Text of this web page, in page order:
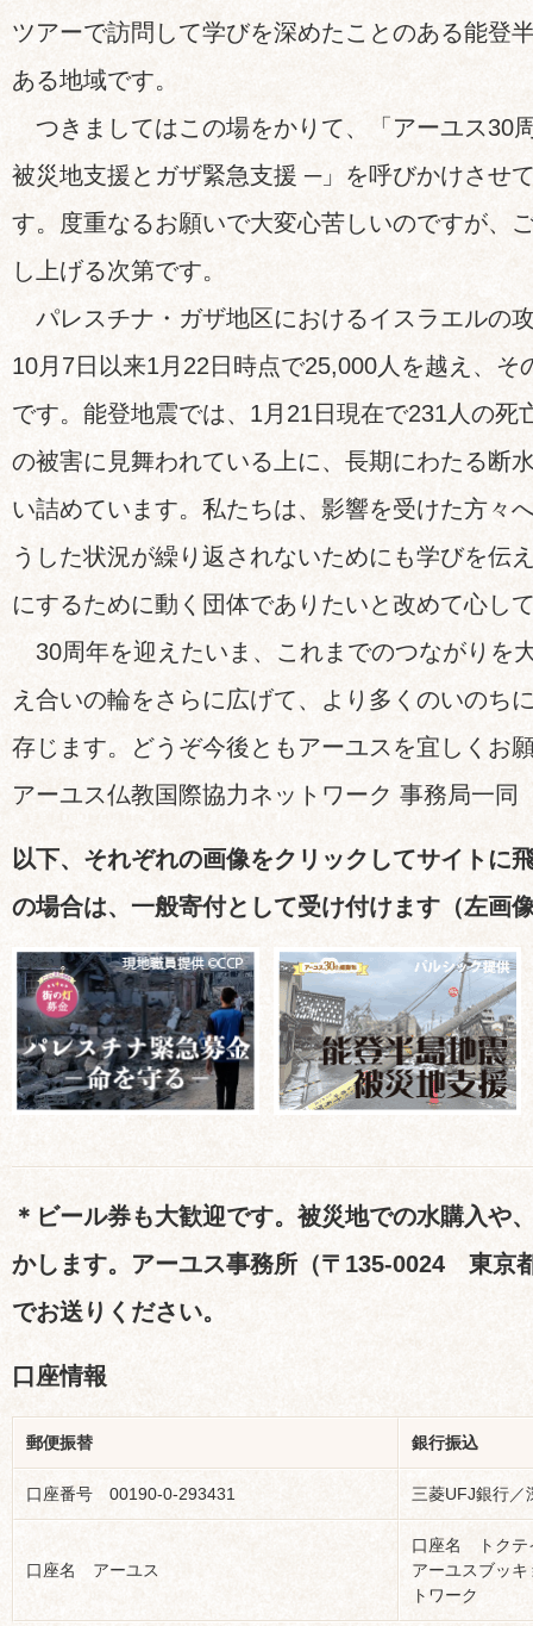
ツアーで訪問して学びを深めたことのある能登
ある地域です。
つきましてはこの場をかりて、「アーユス30
被災地支援とガザ緊急支援 ─」を呼びかけさせ
す。度重なるお願いで大変心苦しいのですが、
し上げる次第です。
パレスチナ・ガザ地区におけるイスラエルの
10月7日以来1月22日時点で25,000人を越え、そ
です。能登地震では、1月21日現在で231人の死
の被害に見舞われている上に、長期にわたる断
い詰めています。私たちは、影響を受けた方々
うした状況が繰り返されないためにも学びを伝
にするために動く団体でありたいと改めて心し
30周年を迎えたいま、これまでのつながりを
え合いの輪をさらに広げて、より多くのいのち
存じます。どうぞ今後ともアーユスを宜しくお
アーユス仏教国際協力ネットワーク 事務局一同
以下、それぞれの画像をクリックしてサイトに
の場合は、一般寄付として受け付けます（左画
＊ビール券も大歓迎です。被災地での水購入や
かします。アーユス事務所（〒135-0024 東京
でお送りください。
口座情報
郵便振替 銀行振込
口座番号 00190-0-293431 三菱UFJ銀行
口座名 アーユス
口座名 トクテ
アーユスブッ
トワーク